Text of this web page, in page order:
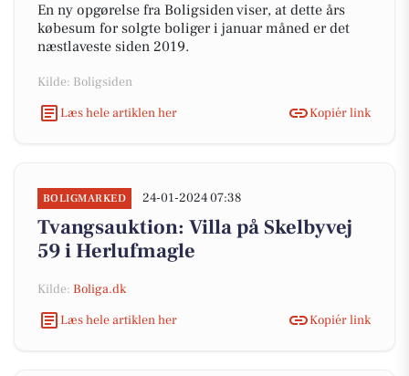
En ny opgørelse fra Boligsiden viser, at dette års
købesum for solgte boliger i januar måned er det
næstlaveste siden 2019.
Kilde: Boligsiden
Læs hele artiklen her
Kopiér link
BOLIGMARKED 24-01-2024 07:38
Tvangsauktion: Villa på Skelbyvej
59 i Herlufmagle
Kilde: Boliga.dk
Læs hele artiklen her
Kopiér link